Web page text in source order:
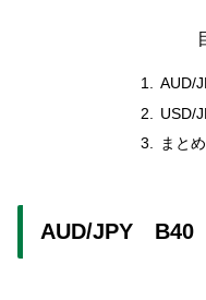
AUD/
USD/
まとめ
AUD/JPY B40